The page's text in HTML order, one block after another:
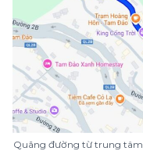
Quãng đường từ trung